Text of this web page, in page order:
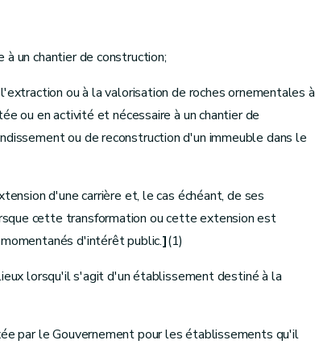
classé
un chantier de construction;
ou à la valorisation de roches ornementales à
ou en activité et nécessaire à un chantier de
ou de reconstruction d'un immeuble dans le
d'une carrière et, le cas échéant, de ses
cette transformation ou cette extension est
d'intérêt public.](1)
lorsqu'il s'agit d'un établissement destiné à la
par le Gouvernement pour les établissements qu'il